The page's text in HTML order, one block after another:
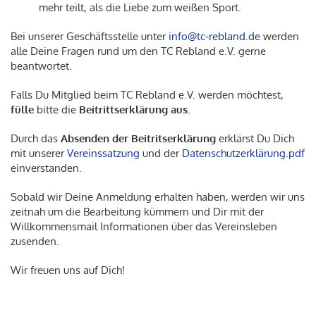
mehr teilt, als die Liebe zum weißen Sport.
Bei unserer Geschäftsstelle unter info@tc-rebland.de werden
alle Deine Fragen rund um den TC Rebland e.V. gerne
beantwortet.
Falls Du Mitglied beim TC Rebland e.V. werden möchtest,
fülle bitte die Beitrittserklärung aus.
Durch das Absenden der Beitritserklärung erklärst Du Dich
mit unsererVereinssatzung und der Datenschutzerklärung.pdf
einverstanden.
Sobald wir Deine Anmeldung erhalten haben, werden wir uns
zeitnah um die Bearbeitung kümmern und Dir mit der
Willkommensmail Informationen über das Vereinsleben
zusenden.
Wir freuen uns auf Dich!